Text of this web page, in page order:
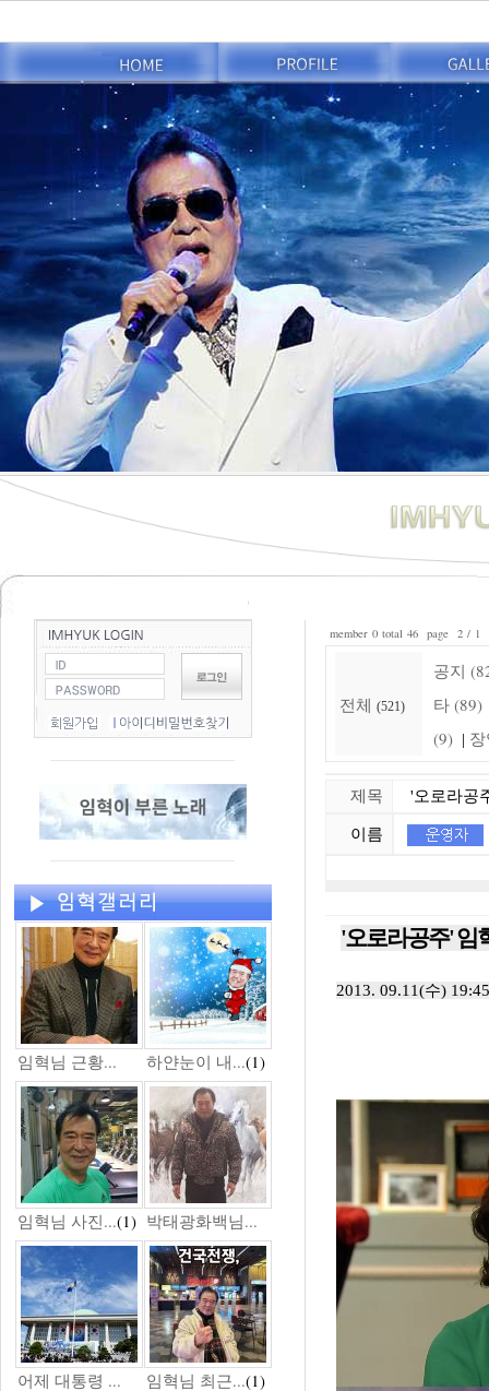
임혁님 근황... 하얀눈이 내...(1)
임혁님 사진...(1) 박태광화백님...
어제 대통령 ... 임혁님 최근...(1)
member 0 total 46 page 2 / 1
전체 (521)
공지
타 (89)
(9) |
제목 '오로라공
이름
'오로라공주' 임
2013. 09.11(수) 19:45